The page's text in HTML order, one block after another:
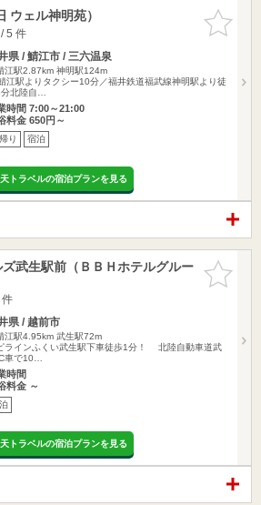
お気に入
りに追加
ウェル神明苑）
5 件
県 / 鯖江市 / 三六温泉
江駅2.87km 神明駅124m
江駅よりタクシー10分／福井鉄道福武線神明駅より徒
北陸自…
時間 7:00～21:00
料金 650円～
り 宿泊
トラベルの宿泊プランを見る
お気に入
りに追加
武生駅前（ＢＢＨホテルグルー
県 / 越前市
江駅4.95km 武生駅72m
ラインふくい武生駅下車徒歩1分！ 北陸自動車道武
車で10…
時間
料金 ～
トラベルの宿泊プランを見る